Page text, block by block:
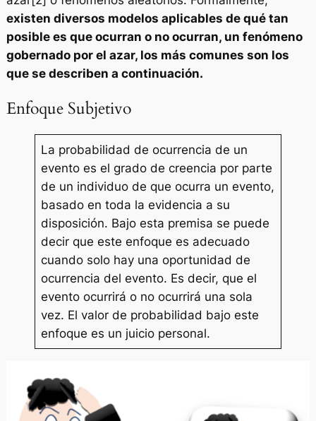
existen diversos modelos aplicables de qué tan
posible es que ocurran o no ocurran, un fenómeno
gobernado por el azar, los más comunes son los
que se describen a continuación.
Enfoque Subjetivo
La probabilidad de ocurrencia de un
evento es el grado de creencia por parte
de un individuo de que ocurra un evento,
basado en toda la evidencia a su
disposición. Bajo esta premisa se puede
decir que este enfoque es adecuado
cuando solo hay una oportunidad de
ocurrencia del evento. Es decir, que el
evento ocurrirá o no ocurrirá una sola
vez. El valor de probabilidad bajo este
enfoque es un juicio personal.